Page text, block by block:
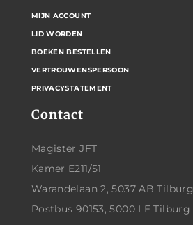
Contact
Magister JFT
Kamer E211/51
Warandelaan 2, 5037 AB Tilburg
Postbus 90153, 5000 LE Tilburg
MIJN ACCOUNT
LID WORDEN
BOEKEN BESTELLEN
VERTROUWENSPERSOON
PRIVACYSTATEMENT